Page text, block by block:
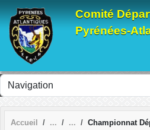
Comité
Pyrénées-
Accueil Championnat
Panneau de gestion des cookies